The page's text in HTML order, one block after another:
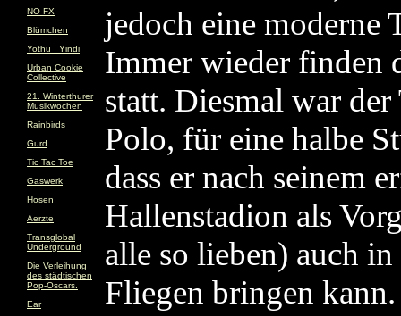
NO FX
Blümchen
Yothu _Yindi
Urban Cookie
Collective
21. Winterthurer
Musikwochen
Rainbirds
Gurd
Tic Tac Toe
Gaswerk
Hosen
Aerzte
Transglobal
Underground
Die Verleihung
des städtischen
Pop-Oscars.
Ear
jedoch eine moderne
Immer wieder finden
statt. Diesmal war
Polo, für eine halbe
dass er nach seinem
Hallenstadion als
alle so lieben) auch
Fliegen bringen kann.